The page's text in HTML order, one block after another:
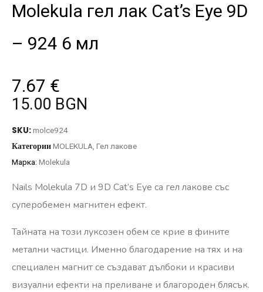
Molekula гел лак Cat’s Eye 9D
– 924 6 мл
7.67 €
15.00 BGN
SKU:molce924
КатегорииMOLEKULA Гел лакове
Марка: Molekula
Nails Molekula 7D и 9D Cat’s Eye са гел лакове със
суперобемен магнитен ефект.
Тайната на този луксозен обем се крие в фините
метални частици. Именно благодарение на тях и на
специален магнит се създават дълбоки и красиви
визуални ефекти на преливане и благороден блясък.